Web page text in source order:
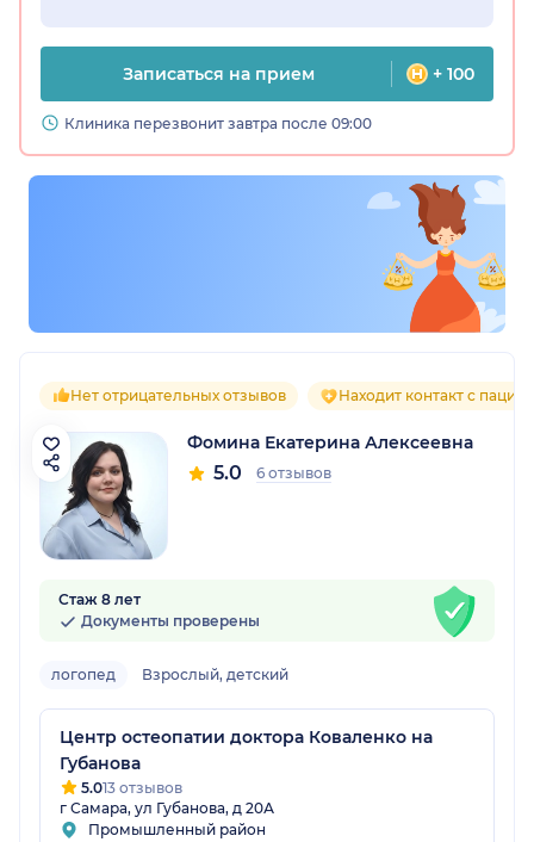
Записаться на прием + 100
Клиника перезвонит завтра после 09:00
Нет отрицательных отзывов Находит контакт с
Фомина Екатерина Алексеевна
5.0 6 отзывов
Стаж 8 лет
Документы проверены
логопед Взрослый, детский
Центр остеопатии доктора Коваленко на
Губанова
5.013 отзывов
г Самара, ул Губанова, д 20А
Промышленный район